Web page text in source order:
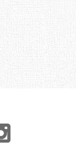
Instagram